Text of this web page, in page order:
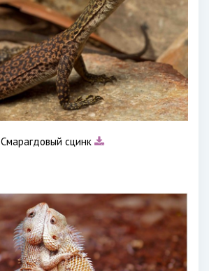
Смарагдовый сцинк